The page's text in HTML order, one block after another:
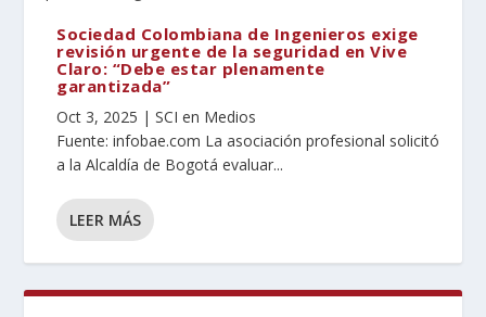
Sociedad Colombiana de Ingenieros exige
revisión urgente de la seguridad en Vive
Claro: “Debe estar plenamente
garantizada”
Oct 3, 2025 |SCI en Medios
Fuente: infobae.com La asociación profesional solicitó
a la Alcaldía de Bogotá evaluar...
LEER MÁS